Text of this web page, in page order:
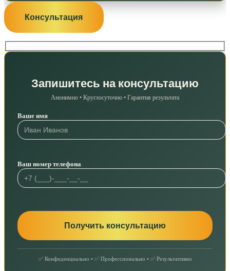
Консультация
Запишитесь на консультацию
Анонимно • Круглосуточно • Гарантия результата
Ваше имя
Ваш номер телефона
✅ Конфиденциально • ✅ Профессионально • ✅ Результативно